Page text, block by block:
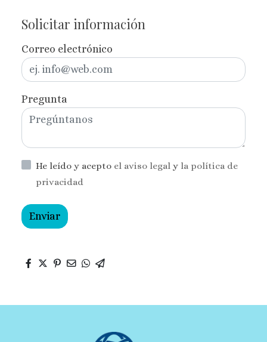
Solicitar información
Correo electrónico
Pregunta
He leído y acepto el aviso legal y la política de
privacidad
Enviar